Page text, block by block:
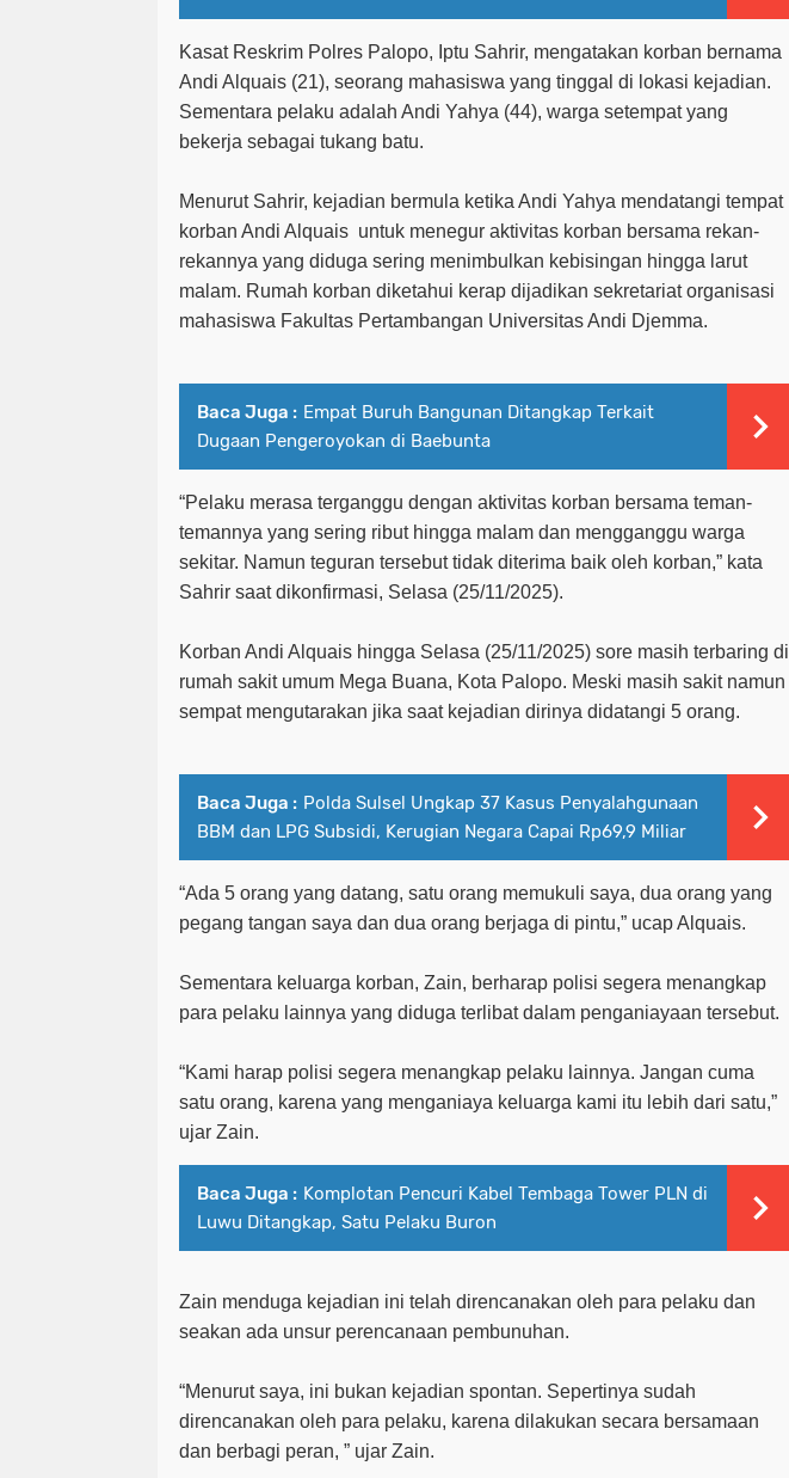
Kasat Reskrim Polres Palopo, Iptu Sahrir, mengatakan korban bernama
Andi Alquais (21), seorang mahasiswa yang tinggal di lokasi kejadian.
Sementara pelaku adalah Andi Yahya (44), warga setempat yang
bekerja sebagai tukang batu.
Menurut Sahrir, kejadian bermula ketika Andi Yahya mendatangi tempat
korban Andi Alquais untuk menegur aktivitas korban bersama rekan-
rekannya yang diduga sering menimbulkan kebisingan hingga larut
malam. Rumah korban diketahui kerap dijadikan sekretariat organisasi
mahasiswa Fakultas Pertambangan Universitas Andi Djemma.
Baca Juga : Empat Buruh Bangunan Ditangkap Terkait
Dugaan Pengeroyokan di Baebunta
“Pelaku merasa terganggu dengan aktivitas korban bersama teman-
temannya yang sering ribut hingga malam dan mengganggu warga
sekitar. Namun teguran tersebut tidak diterima baik oleh korban,” kata
Sahrir saat dikonfirmasi, Selasa (25/11/2025).
Korban Andi Alquais hingga Selasa (25/11/2025) sore masih terbaring di
rumah sakit umum Mega Buana, Kota Palopo. Meski masih sakit namun
sempat mengutarakan jika saat kejadian dirinya didatangi 5 orang.
Baca Juga : Polda Sulsel Ungkap 37 Kasus Penyalahgunaan
BBM dan LPG Subsidi, Kerugian Negara Capai Rp69,9 Miliar
“Ada 5 orang yang datang, satu orang memukuli saya, dua orang yang
pegang tangan saya dan dua orang berjaga di pintu,” ucap Alquais.
Sementara keluarga korban, Zain, berharap polisi segera menangkap
para pelaku lainnya yang diduga terlibat dalam penganiayaan tersebut.
“Kami harap polisi segera menangkap pelaku lainnya. Jangan cuma
satu orang, karena yang menganiaya keluarga kami itu lebih dari satu,”
ujar Zain.
Baca Juga : Komplotan Pencuri Kabel Tembaga Tower PLN di
Luwu Ditangkap, Satu Pelaku Buron
Zain menduga kejadian ini telah direncanakan oleh para pelaku dan
seakan ada unsur perencanaan pembunuhan.
“Menurut saya, ini bukan kejadian spontan. Sepertinya sudah
direncanakan oleh para pelaku, karena dilakukan secara bersamaan
dan berbagi peran, ” ujar Zain.